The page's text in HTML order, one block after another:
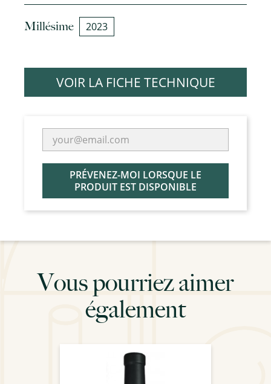
Millésime 2023
VOIR LA FICHE TECHNIQUE
PRÉVENEZ-MOI LORSQUE LE
PRODUIT EST DISPONIBLE
Vous pourriez aimer
également